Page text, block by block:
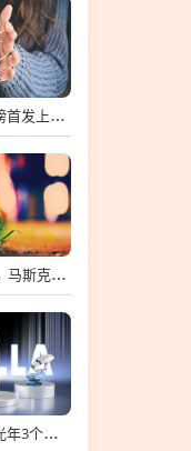
农大科技重磅首发上会，北交所募资达4.13亿元，科技创新引领未来发展！
Cursor认输，马斯克没赢
融资丨星际光年3个月内连续完成2轮融资，累计融资亿元